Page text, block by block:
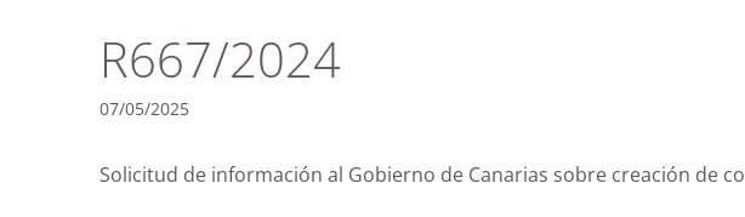
R667/2024
07/05/2025
Solicitud de información al Gobierno de Canarias sobre